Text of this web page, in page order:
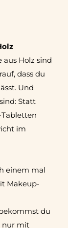
aus Holz sind
dass du
Und
Statt
im
einem mal
Makeup-
du
nur mit